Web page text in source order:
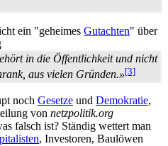
ein "geheimes Gutachten" über
in die Öffentlichkeit und nicht
aus vielen Gründen.»[3]
noch Gesetze und Demokratie,
von netzpolitik.org
falsch ist? Ständig wettert man
, Investoren, Baulöwen